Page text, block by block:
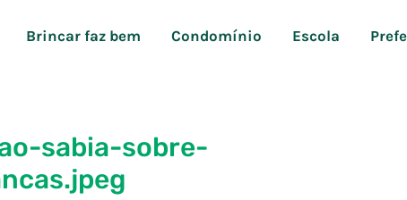
Brincar faz bem Condomínio Escola
sabia-sobre-